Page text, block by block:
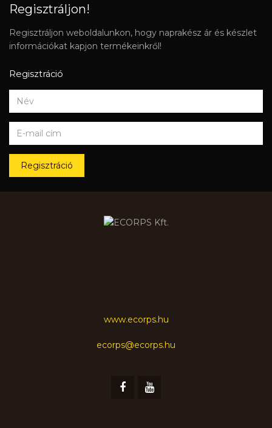
Regisztráljon!
Regisztráljon weboldalunkon, hogy naprakész ár és készlet
információkat kapjon termékeinkről!
Regisztráció
Regisztráció
www.ecorps.hu
ecorps@ecorps.hu